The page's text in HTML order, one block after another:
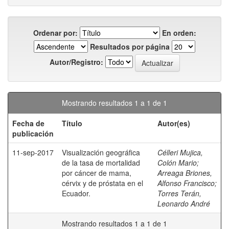
Ordenar por:
En orden:
Resultados por página
Autor/Registro:
Mostrando resultados 1 a 1 de 1
Fecha de
publicación
Título Autor(es)
11-sep-2017
Visualización geográfica
de la tasa de mortalidad
por cáncer de mama,
cérvix y de próstata en el
Ecuador.
Célleri Mujica,
Colón Mario;
Arreaga Briones,
Alfonso Francisco;
Torres Terán,
Leonardo André
Mostrando resultados 1 a 1 de 1